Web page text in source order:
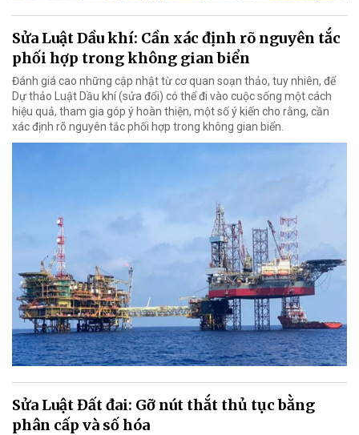
Sửa Luật Dầu khí: Cần xác định rõ nguyên tắc
phối hợp trong không gian biển
Đánh giá cao những cập nhật từ cơ quan soạn thảo, tuy nhiên, để
Dự thảo Luật Dầu khí (sửa đổi) có thể đi vào cuộc sống một cách
hiệu quả, tham gia góp ý hoàn thiện, một số ý kiến cho rằng, cần
xác định rõ nguyên tắc phối hợp trong không gian biển.
Sửa Luật Đất đai: Gỡ nút thắt thủ tục bằng
phân cấp và số hóa